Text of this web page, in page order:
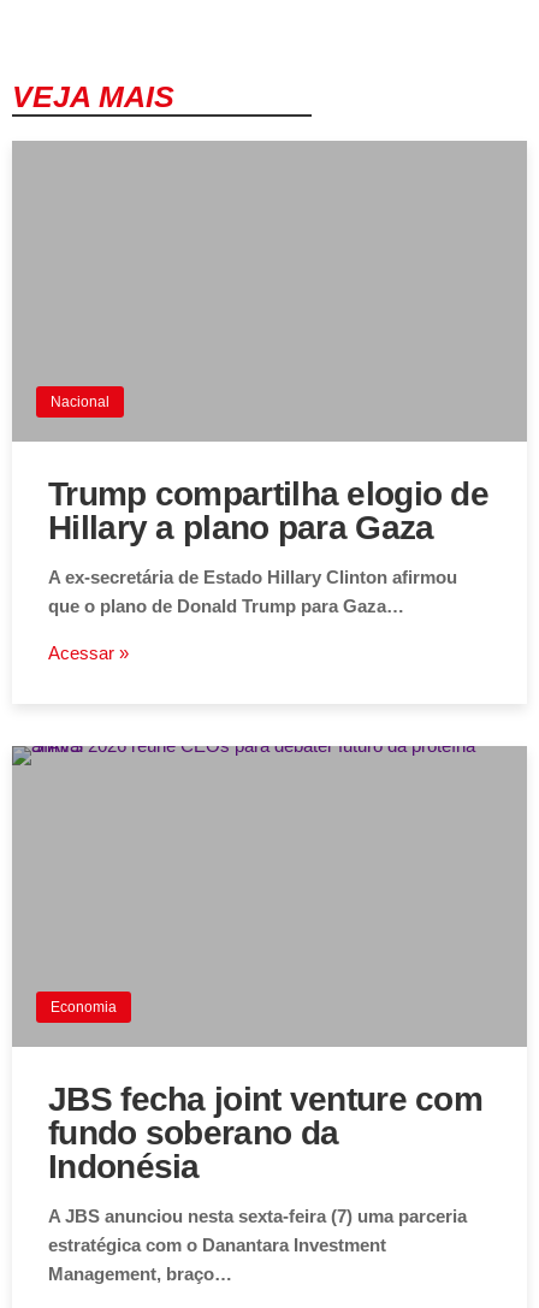
VEJA MAIS
Nacional
Trump compartilha elogio de
Hillary a plano para Gaza
A ex-secretária de Estado Hillary Clinton afirmou
que o plano de Donald Trump para Gaza…
Acessar »
Economia
JBS fecha joint venture com
fundo soberano da
Indonésia
A JBS anunciou nesta sexta-feira (7) uma parceria
estratégica com o Danantara Investment
Management, braço…